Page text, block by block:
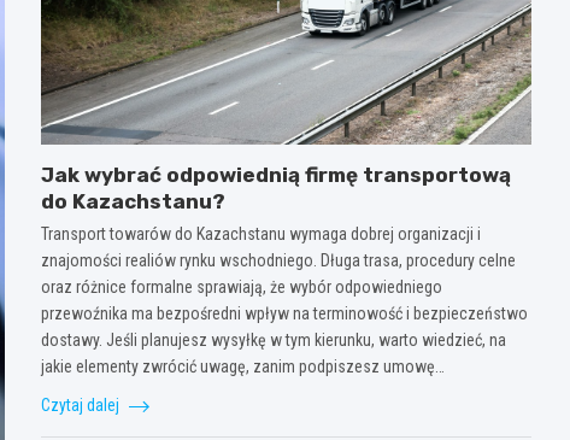
Jak wybrać odpowiednią firmę transportową
do Kazachstanu?
Transport towarów do Kazachstanu wymaga dobrej organizacji i
znajomości realiów rynku wschodniego. Długa trasa, procedury celne
oraz różnice formalne sprawiają, że wybór odpowiedniego
przewoźnika ma bezpośredni wpływ na terminowość i bezpieczeństwo
dostawy. Jeśli planujesz wysyłkę w tym kierunku, warto wiedzieć, na
jakie elementy zwrócić uwagę, zanim podpiszesz umowę…
Czytaj dalej